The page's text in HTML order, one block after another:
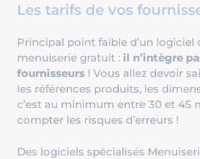
Les tarifs de vos
Principal point faible d’un logiciel
menuiserie gratuit : il n’intègre
fournisseurs ! Vous allez devoir
les références produits, les
c’est au minimum entre 30 et 45
compter les risques d’erreurs !
Des logiciels spécialisés